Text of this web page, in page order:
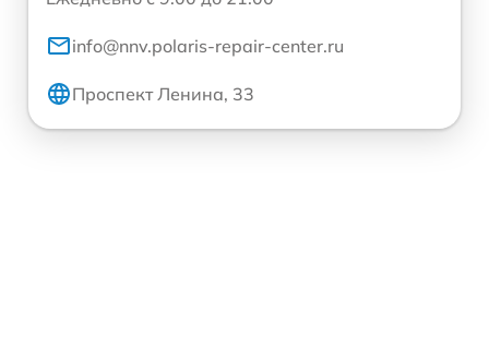
info@nnv.polaris-repair-center.ru
Проспект Ленина, 33